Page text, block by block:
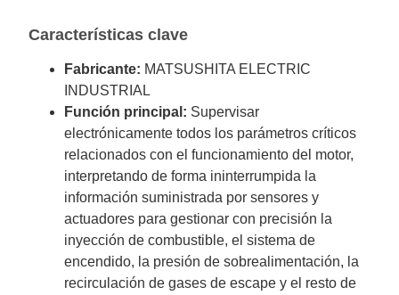
Características clave
Fabricante: MATSUSHITA ELECTRIC
INDUSTRIAL
Función principal: Supervisar
electrónicamente todos los parámetros críticos
relacionados con el funcionamiento del motor,
interpretando de forma ininterrumpida la
información suministrada por sensores y
actuadores para gestionar con precisión la
inyección de combustible, el sistema de
encendido, la presión de sobrealimentación, la
recirculación de gases de escape y el resto de